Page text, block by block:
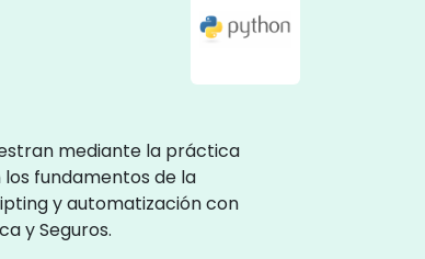
mediante la práctica
fundamentos de la
y automatización con
y Seguros.